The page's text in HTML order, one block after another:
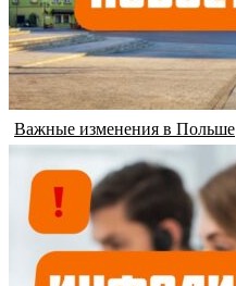
Важные изменения в Польше